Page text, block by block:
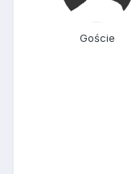
Goście